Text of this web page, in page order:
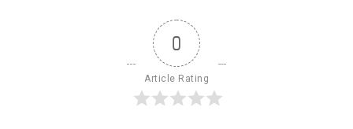
0
Article Rating